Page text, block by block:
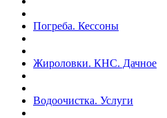
Погреба. Кессоны
Жироловки. КНС. Дачное
Водоочистка. Услуги